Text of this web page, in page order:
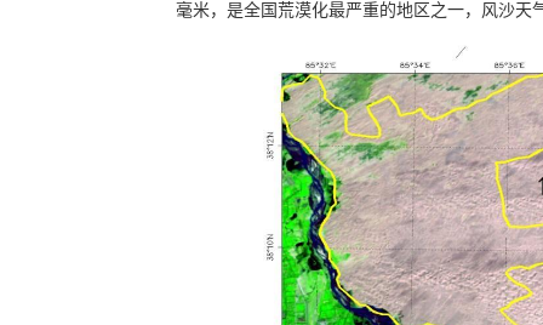
毫米，是全国荒漠化最严重的地区之一，风沙天